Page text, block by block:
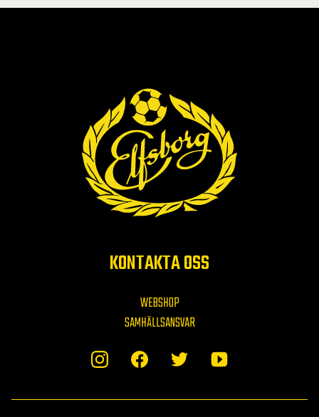
KONTAKTA OSS
WEBSHOP
SAMHÄLLSANSVAR